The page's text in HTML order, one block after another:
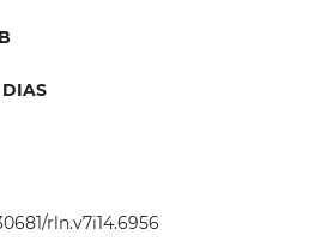
rln.v7i14.6956